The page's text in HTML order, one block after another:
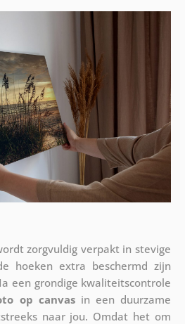
zorgvuldig verpakt in stevige
hoeken extra beschermd zijn
een grondige kwaliteitscontrole
op canvasin een duurzame
naar jou. Omdat het om